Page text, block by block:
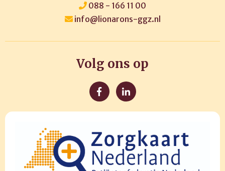
088 - 166 11 00
info@lionarons-ggz.nl
Volg ons op